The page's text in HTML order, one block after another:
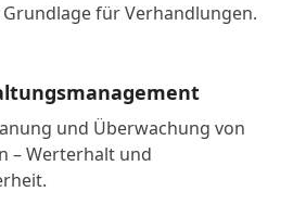
für Verhandlungen.
und Überwachung von
– Werterhalt und